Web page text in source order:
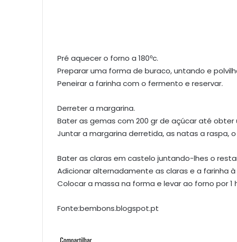
Pré aquecer o forno a 180ºc.
Preparar uma forma de buraco, untando e
Peneirar a farinha com o fermento e reservar.
Derreter a margarina.
Bater as gemas com 200 gr de açúcar até
Juntar a margarina derretida, as natas a raspa,
Bater as claras em castelo juntando-lhes o
Adicionar alternadamente as claras e a farinha
Colocar a massa na forma e levar ao forno por 1
Fonte:bembons.blogspot.pt